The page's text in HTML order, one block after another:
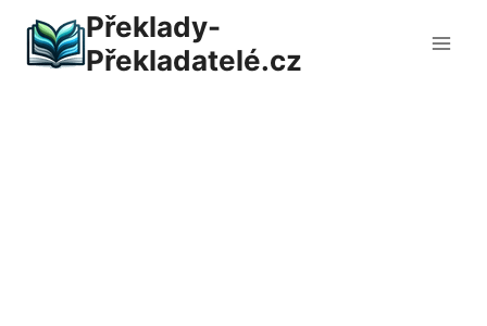
obsah
Překlady-
Překladatelé.cz